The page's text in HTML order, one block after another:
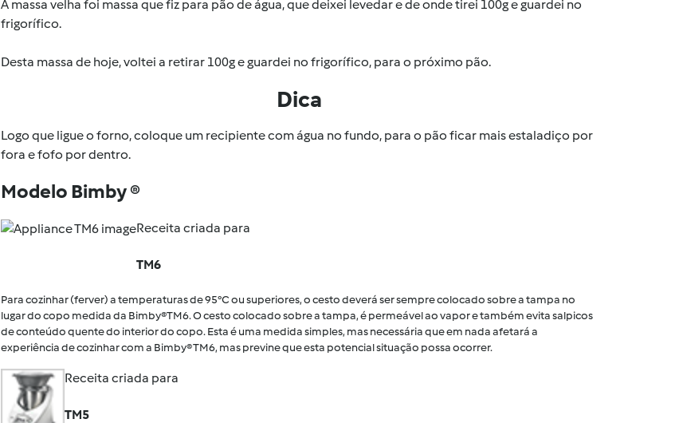
A massa velha foi massa que fiz para pão de água, que deixei levedar e de onde tirei 100g e guardei no
frigorífico.
Desta massa de hoje, voltei a retirar 100g e guardei no frigorífico, para o próximo pão.
Dica
Logo que ligue o forno, coloque um recipiente com água no fundo, para o pão ficar mais estaladiço por
fora e fofo por dentro.
Modelo Bimby ®
Receita criada para
TM6
Para cozinhar (ferver) a temperaturas de 95°C ou superiores, o cesto deverá ser sempre colocado sobre a tampa no
lugar do copo medida da Bimby®TM6. O cesto colocado sobre a tampa, é permeável ao vapor e também evita salpicos
de conteúdo quente do interior do copo. Esta é uma medida simples, mas necessária que em nada afetará a
experiência de cozinhar com a Bimby® TM6, mas previne que esta potencial situação possa ocorrer.
Receita criada para
TM5